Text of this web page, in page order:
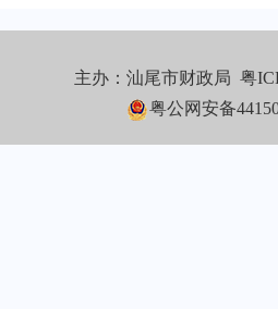
主办：汕尾市财政局粤
粤公网安备